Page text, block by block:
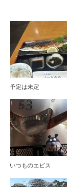
予定は未定
いつものエビス